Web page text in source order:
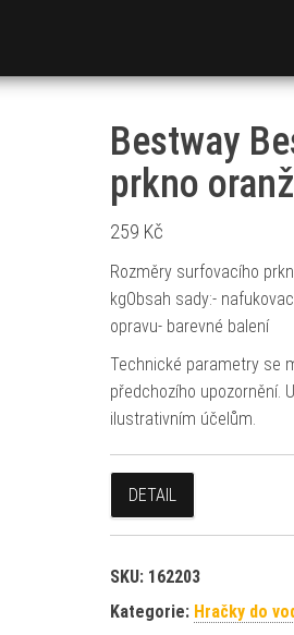
Bestway
prkno
259 Kč
Rozměry surfovacího
kgObsah sady:-
opravu- barevné balení
Technické parametry se
předchozího upozornění.
ilustrativním účelům.
DETAIL
SKU: 162203
Kategorie: Hračky do